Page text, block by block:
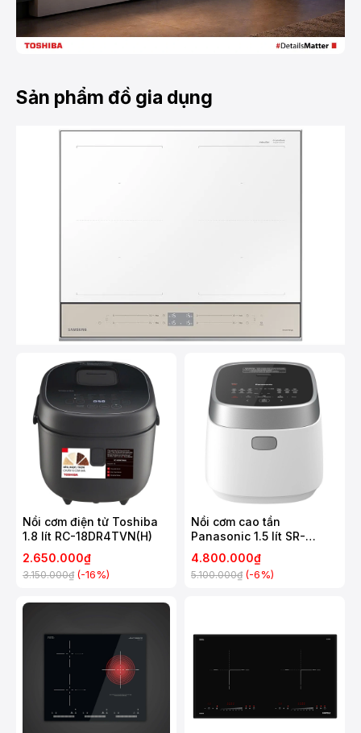
Sản phẩm đồ gia dụng
Nồi cơm điện tử Toshiba
1.8 lít RC-18DR4TVN(H)
2.650.000₫
3.150.000₫ (-16%)
Nồi cơm cao tần
Panasonic 1.5 lít SR-
HNS151WRA
4.800.000₫
5.100.000₫ (-6%)